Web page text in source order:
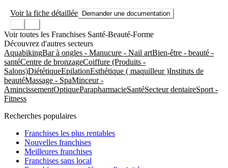
Voir la fiche détaillée Demander une documentation
Voir toutes les Franchises Santé-Beauté-Forme
Découvrez d'autres secteurs
AquabikingBar à ongles - Manucure - Nail artBien-être - beauté -
santéCentre de bronzageCoiffure (Produits -
Salons)DiététiqueEpilationEsthétique ( maquilleur )Instituts de
beautéMassage - SpaMinceur -
AmincissementOptiqueParapharmacieSantéSecteur dentaireSport -
Fitness
Recherches populaires
Franchises les plus rentables
Nouvelles franchises
Meilleures franchises
Franchises sans local